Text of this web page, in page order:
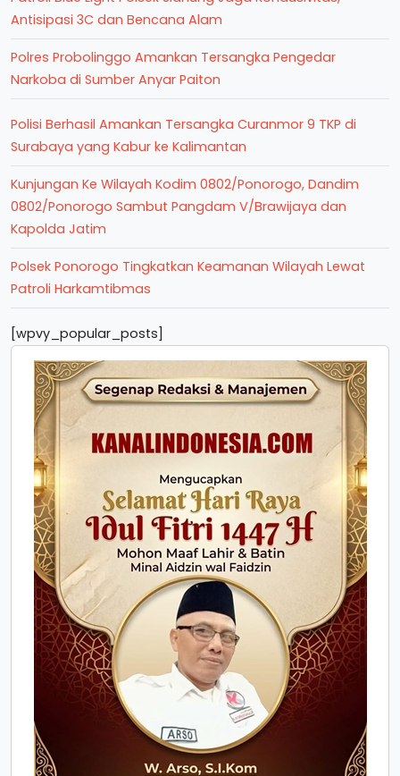
Antisipasi 3C dan Bencana Alam
Polres Probolinggo Amankan Tersangka Pengedar
Narkoba di Sumber Anyar Paiton
Polisi Berhasil Amankan Tersangka Curanmor 9 TKP di
Surabaya yang Kabur ke Kalimantan
Kunjungan Ke Wilayah Kodim 0802/Ponorogo, Dandim
0802/Ponorogo Sambut Pangdam V/Brawijaya dan
Kapolda Jatim
Polsek Ponorogo Tingkatkan Keamanan Wilayah Lewat
Patroli Harkamtibmas
[wpvy_popular_posts]